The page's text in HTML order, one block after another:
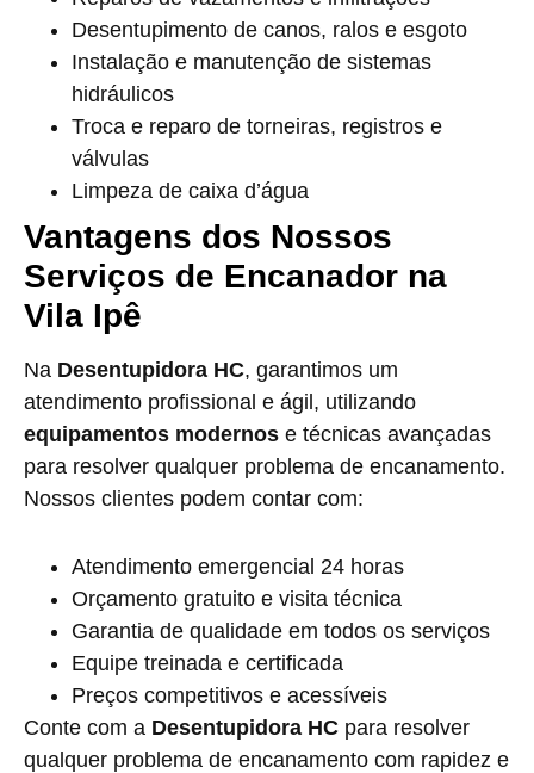
Desentupimento de canos, ralos e esgoto
Instalação e manutenção de sistemas
hidráulicos
Troca e reparo de torneiras, registros e
válvulas
Limpeza de caixa d’água
Vantagens dos Nossos
Serviços de Encanador na
Vila Ipê
Na Desentupidora HC, garantimos um
atendimento profissional e ágil, utilizando
equipamentos modernos e técnicas avançadas
para resolver qualquer problema de encanamento.
Nossos clientes podem contar com:
Atendimento emergencial 24 horas
Orçamento gratuito e visita técnica
Garantia de qualidade em todos os serviços
Equipe treinada e certificada
Preços competitivos e acessíveis
Conte com a Desentupidora HC para resolver
qualquer problema de encanamento com rapidez e